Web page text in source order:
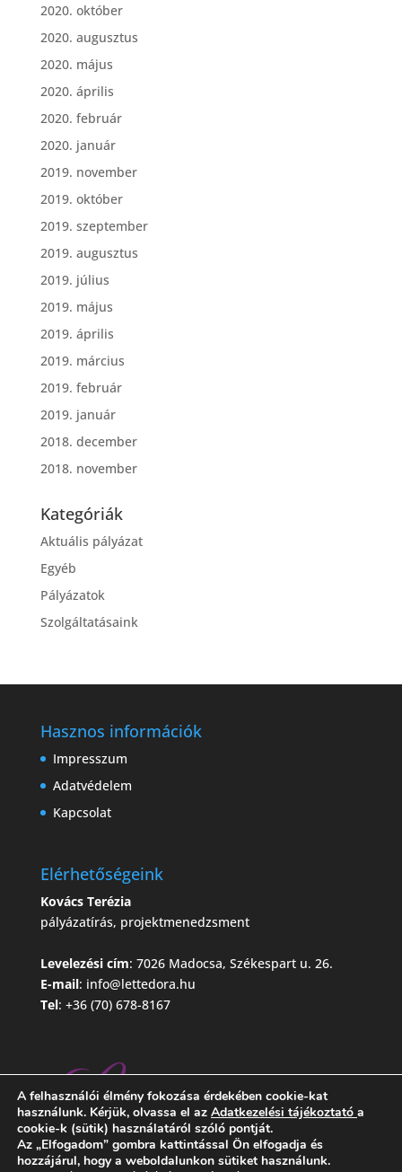
2020. október
2020. augusztus
2020. május
2020. április
2020. február
2020. január
2019. november
2019. október
2019. szeptember
2019. augusztus
2019. július
2019. május
2019. április
2019. március
2019. február
2019. január
2018. december
2018. november
Kategóriák
Aktuális pályázat
Egyéb
Pályázatok
Szolgáltatásaink
Hasznos információk
Impresszum
Adatvédelem
Kapcsolat
Elérhetőségeink
Kovács Terézia
pályázatírás, projektmenedzsment
Levelezési cím: 7026 Madocsa, Székespart u. 26.
E-mail: info@lettedora.hu
Tel: +36 (70) 678-8167
A felhasználói élmény fokozása érdekében cookie-kat
használunk. Kérjük, olvassa el az Adatkezelési tájékoztató a
cookie-k (sütik) használatáról szóló pontját.
Az „Elfogadom” gombra kattintással Ön elfogadja és
hozzájárul, hogy a weboldalunkon sütiket használunk.